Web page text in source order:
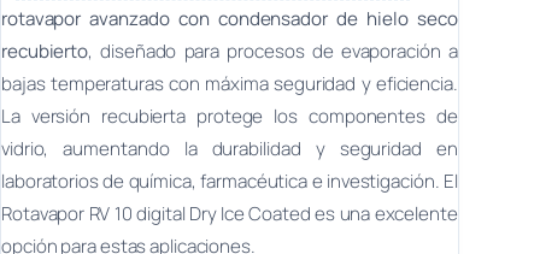
rotavapor avanzado con condensador de hielo seco
recubierto, diseñado para procesos de evaporación a
bajas temperaturas con máxima seguridad y eficiencia.
La versión recubierta protege los componentes de
vidrio, aumentando la durabilidad y seguridad en
laboratorios de química, farmacéutica e investigación. El
Rotavapor RV 10 digital Dry Ice Coated es una excelente
opción para estas aplicaciones.